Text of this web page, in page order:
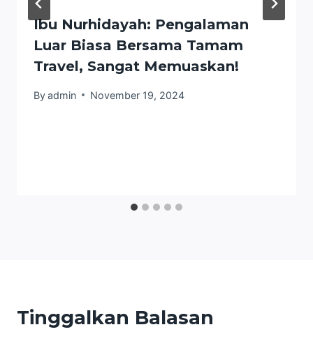
Ibu Nurhidayah: Pengalaman
Luar Biasa Bersama Tamam
Travel, Sangat Memuaskan!
Byadmin November 19, 2024
Tinggalkan Balasan